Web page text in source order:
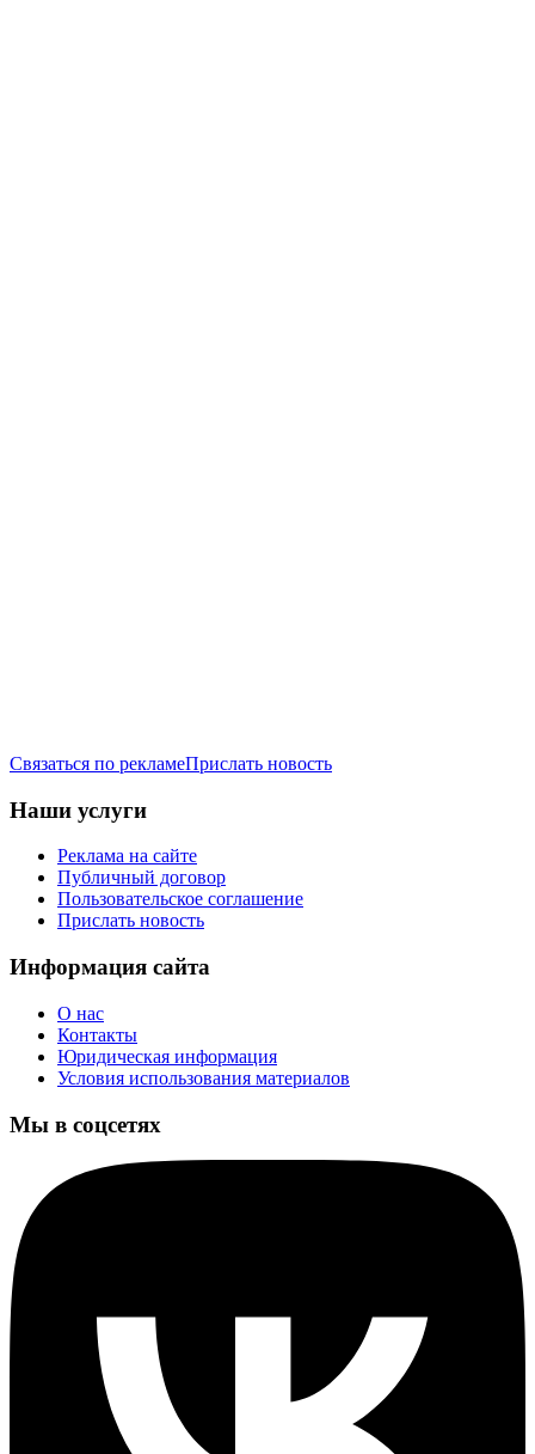
Связаться по рекламеПрислать новость
Наши услуги
Реклама на сайте
Публичный договор
Пользовательское соглашение
Прислать новость
Информация сайта
О нас
Контакты
Юридическая информация
Условия использования материалов
Мы в соцсетях